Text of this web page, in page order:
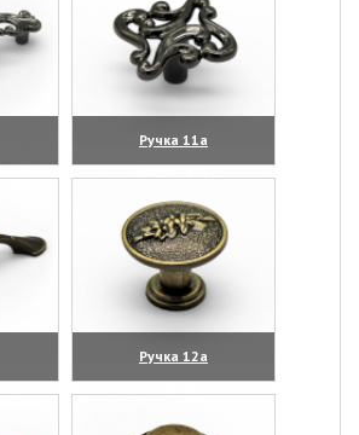
Ручка 11а
(увеличить)
Ручка 12а
(увеличить)